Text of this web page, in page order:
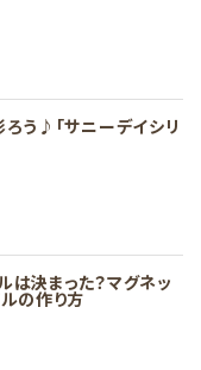
う♪「サニーデイシリ
は決まった？マグネッ
の作り方